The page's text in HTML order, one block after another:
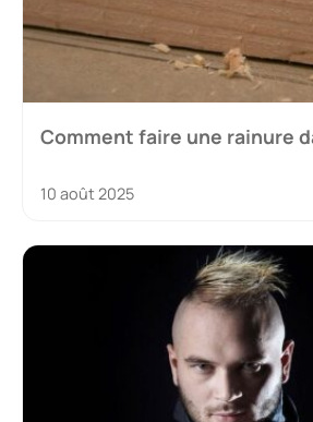
Comment faire une rainure
10 août 2025